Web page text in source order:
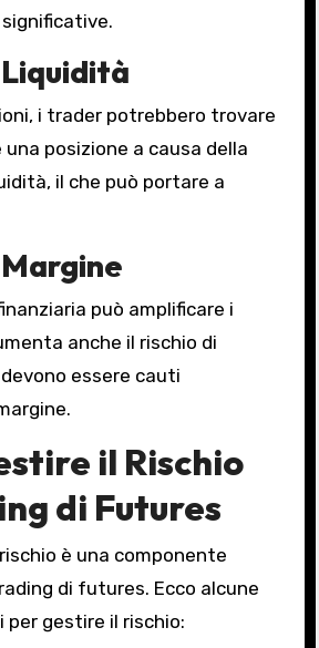
i trader potrebbero trovare
posizione a causa della
il che può portare a
può amplificare i
anche il rischio di
essere cauti
il Rischio
di Futures
è una componente
di futures. Ecco alcune
per gestire il rischio: